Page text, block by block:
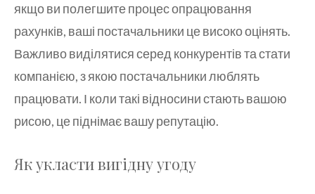
якщо ви полегшите процес опрацювання
рахунків, ваші постачальники це високо оцінять.
Важливо виділятися серед конкурентів та стати
компанією, з якою постачальники люблять
працювати. І коли такі відносини стають вашою
рисою, це піднімає вашу репутацію.
Як укласти вигідну угоду